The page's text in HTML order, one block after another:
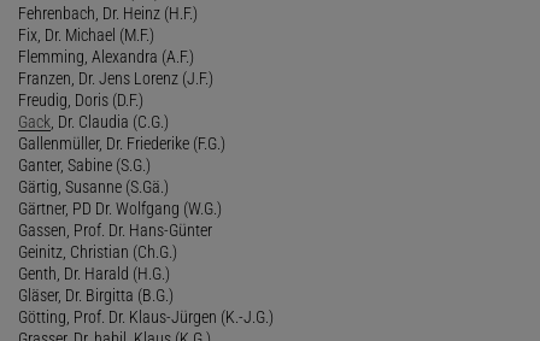
Fehrenbach, Dr. Heinz (H.F.)
Fix, Dr. Michael (M.F.)
Flemming, Alexandra (A.F.)
Franzen, Dr. Jens Lorenz (J.F.)
Freudig, Doris (D.F.)
Gack , Dr. Claudia (C.G.)
Gallenmüller, Dr. Friederike (F.G.)
Ganter, Sabine (S.G.)
Gärtig, Susanne (S.Gä.)
Gärtner, PD Dr. Wolfgang (W.G.)
Gassen, Prof. Dr. Hans-Günter
Geinitz, Christian (Ch.G.)
Genth, Dr. Harald (H.G.)
Gläser, Dr. Birgitta (B.G.)
Götting, Prof. Dr. Klaus-Jürgen (K.-J.G.)